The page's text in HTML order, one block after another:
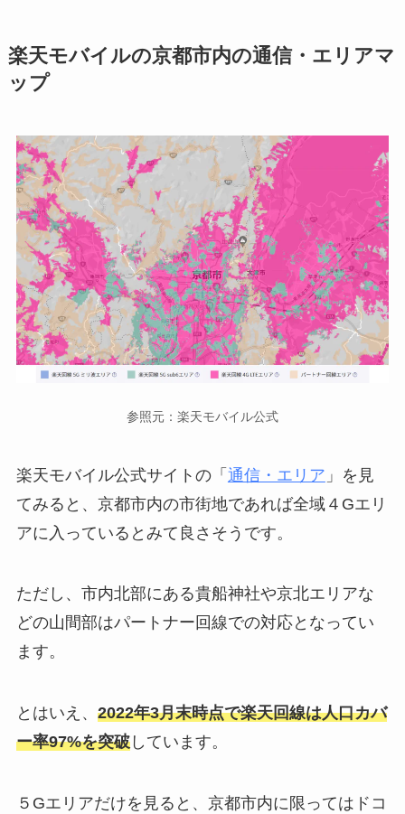
楽天モバイルの京都市内の通信・エリアマ
ップ
参照元：楽天モバイル公式
楽天モバイル公式サイトの「 通信・エリア 」を見
てみると、京都市内の市街地であれば全域４Gエリ
アに入っているとみて良さそうです。
ただし、市内北部にある貴船神社や京北エリアな
どの山間部はパートナー回線での対応となってい
ます。
とはいえ、 2022年3月末時点で楽天回線は人口カバ
ー率97%を突破しています。
５Gエリアだけを見ると、京都市内に限ってはドコ